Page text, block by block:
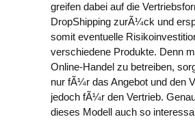
greifen dabei auf die
DropShipping zurÃ¼ck und
somit eventuelle
verschiedene Produkte. Denn
Online-Handel zu betreiben,
nur fÃ¼r das Angebot und den
jedoch fÃ¼r den Vertrieb.
dieses Modell auch so